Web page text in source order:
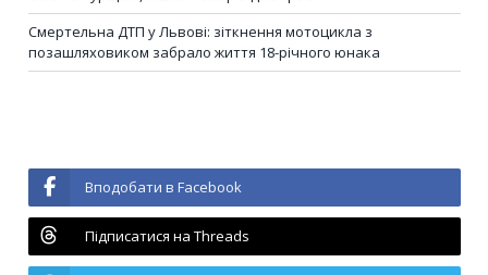
Смертельна ДТП у Львові: зіткнення мотоцикла з
позашляховиком забрало життя 18-річного юнака
Вподобати в Facebook
Підписатися на Threads